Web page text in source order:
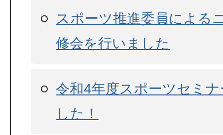
スポーツ推進委員による
修会を行いました
令和4年度スポーツセミ
した！